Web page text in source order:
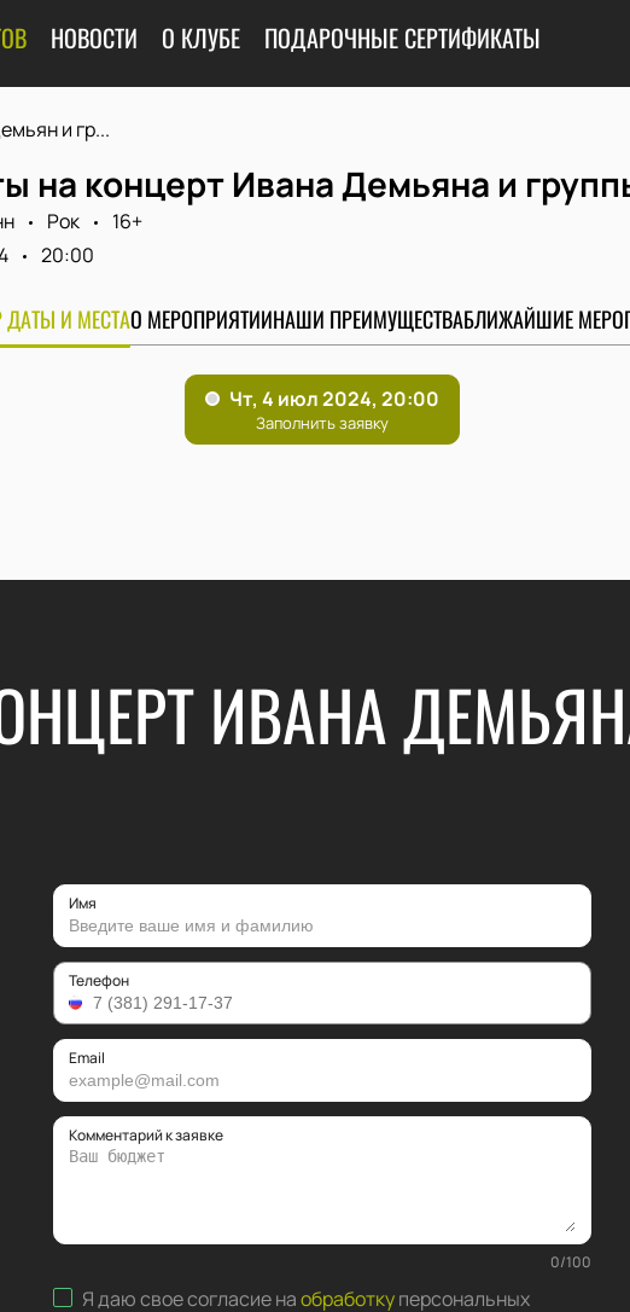
НОВОСТИ О КЛУБЕ ПОДАРОЧНЫЕ СЕРТИФИКАТЫ
и гр...
на концерт Ивана Демьяна и
Рок
16+
20:00
И МЕСТАО МЕРОПРИЯТИИНАШИ ПРЕИМУЩЕСТВАБЛИЖАЙШИЕ
ИВАНА
Имя
Телефон
Email
Комментарий к заявке
0/100
Я даю свое согласие наобработкуперсональных